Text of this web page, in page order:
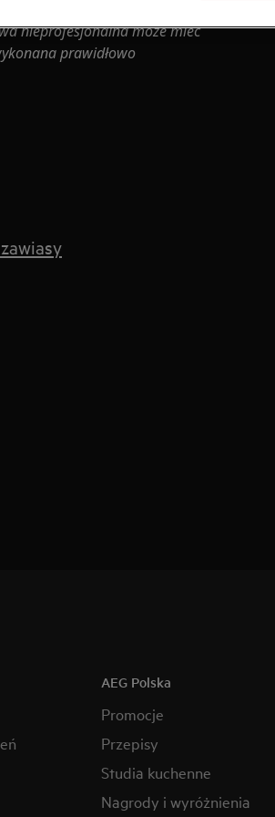
nieprofesjonalna może mieć
prawidłowo
AEG Polska
Promocje
Przepisy
Studia kuchenne
Nagrody i wyróżnienia